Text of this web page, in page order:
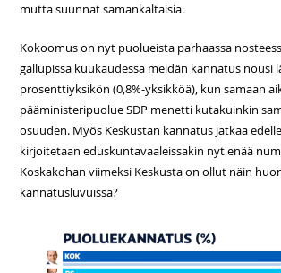
mutta suunnat samankaltaisia.
Kokoomus on nyt puolueista parhaassa
gallupissa kuukaudessa meidän kannatus nousi
prosenttiyksikön (0,8%-yksikköä), kun samaan
pääministeripuolue SDP menetti kutakuinkin
osuuden. Myös Keskustan kannatus jatkaa
kirjoitetaan eduskuntavaaleissakin nyt enää
Koskakohan viimeksi Keskusta on ollut näin
kannatusluvuissa?